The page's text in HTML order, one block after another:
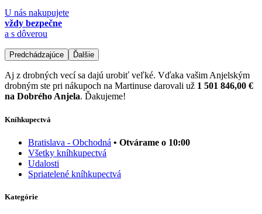
U nás nakupujete
vždy bezpečne
a s dôverou
Predchádzajúce Ďalšie
Aj z drobných vecí sa dajú urobiť veľké. Vďaka vašim Anjelským
drobným ste pri nákupoch na Martinuse darovali už 1 501 846,00 €
na Dobrého Anjela. Ďakujeme!
Kníhkupectvá
Bratislava - Obchodná • Otvárame o 10:00
Všetky kníhkupectvá
Udalosti
Spriatelené kníhkupectvá
Kategórie